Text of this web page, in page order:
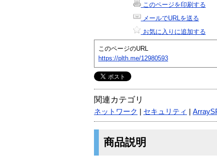
このページを印刷する
メールでURLを送る
お気に入りに追加する
このページのURL
https://plth.me/12980593
関連カテゴリ
ネットワーク セキュリティ
商品説明